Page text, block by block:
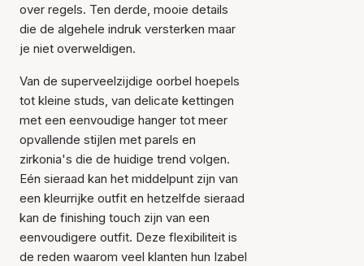
over regels. Ten derde, mooie details
die de algehele indruk versterken maar
je niet overweldigen.
Van de superveelzijdige oorbel hoepels
tot kleine studs, van delicate kettingen
met een eenvoudige hanger tot meer
opvallende stijlen met parels en
zirkonia's die de huidige trend volgen.
Eén sieraad kan het middelpunt zijn van
een kleurrijke outfit en hetzelfde sieraad
kan de finishing touch zijn van een
eenvoudigere outfit. Deze flexibiliteit is
de reden waarom veel klanten hun Izabel